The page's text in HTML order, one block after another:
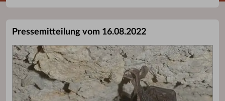
Pressemitteilung vom 16.08.2022